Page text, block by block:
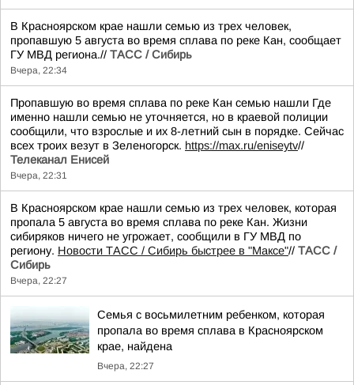
В Красноярском крае нашли семью из трех человек,
пропавшую 5 августа во время сплава по реке Кан, сообщает
ГУ МВД региона.// ТАСС / Сибирь
Вчера, 22:34
Пропавшую во время сплава по реке Кан семью нашли Где
именно нашли семью не уточняется, но в краевой полиции
сообщили, что взрослые и их 8-летний сын в порядке. Сейчас
всех троих везут в Зеленогорск. https://max.ru/eniseytv//
Телеканал Енисей
Вчера, 22:31
В Красноярском крае нашли семью из трех человек, которая
пропала 5 августа во время сплава по реке Кан. Жизни
сибиряков ничего не угрожает, сообщили в ГУ МВД по
региону. Новости ТАСС / Сибирь быстрее в "Mаксе"// ТАСС /
Сибирь
Вчера, 22:27
Семья с восьмилетним ребенком, которая
пропала во время сплава в Красноярском
крае, найдена
Вчера, 22:27